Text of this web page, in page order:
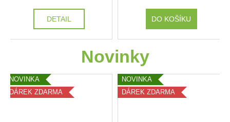
DETAIL DO KOŠÍKU
Novinky
NOVINKA
DÁREK ZDARMA
NOVINKA
DÁREK ZDARMA